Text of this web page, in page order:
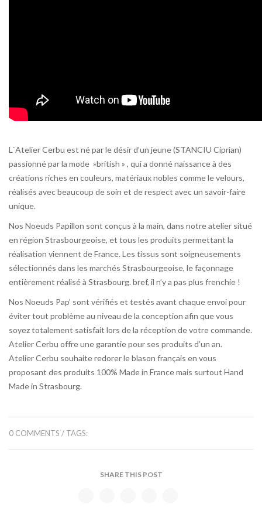
L`Atelier Cerbu est né par le désir d’un jeune (STANCIU Ciprian)
passionné par la mode »british » , qui a donné naissance à des
créations riches en couleurs, matériaux nobles comme le velours,
réalisés avec beaucoup de soin et de respect avec un savoir-faire
unique.
Nos Noeuds Papillon sont conçus à la main, dans notre atelier situé
en région Strasbourgeoise, et tous les produits permettant la
réalisation viennent de France. Les tissus sont soigneusements
sélectionnés dans les marchés Strasbourgeoise, le façonnage
entièrement réalisé à Strasbourg. bref, il n’y a pas plus frenchie !
Nos Noeuds Pap’ sont vérifiés et testés avant chaque envoi pour
éviter tout problème au niveau de la conception afin que vous
soyez totalement satisfait lors de la réception de votre commande.
Atelier Cerbu offre une garantie pour ses produits d’un an.
Atelier Cerbu souhaite redorer le blason français en vous
proposant des produits 100% Made in France mais surtout Hand
Made in Strasbourg.
0 COMMENTS / TAGS:
SHARE THIS POST